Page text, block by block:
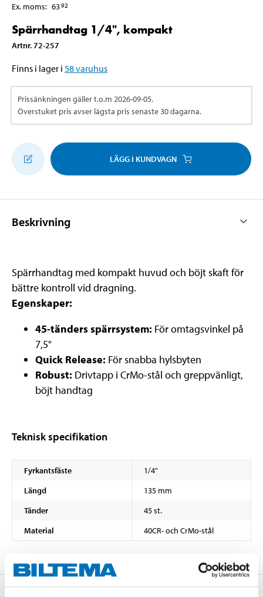
Ex. moms: 6392
Spärrhandtag 1/4", kompakt
Artnr.72-257
Finns i lager i 58varuhus
Prissänkningen gäller t.o.m 2026-09-05.
Överstuket pris avser lägsta pris senaste 30 dagarna.
LÄGG I KUNDVAGN
Beskrivning
Spärrhandtag med kompakt huvud och böjt skaft för
bättre kontroll vid dragning.
Egenskaper:
45-tänders spärrsystem: För omtagsvinkel på
7,5°
Quick Release: För snabba hylsbyten
Robust: Drivtapp i CrMo-stål och greppvänligt,
böjt handtag
Teknisk specifikation
Fyrkantsfäste
1/4"
Längd
135 mm
Tänder
45 st.
Material
40CR- och CrMo-stål